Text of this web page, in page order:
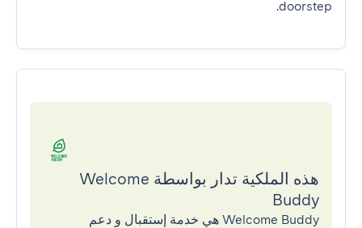
doorstep.
هذه الملكية تدار بواسطة Welcome
Buddy
Welcome Buddy هي خدمة إستقبال و دعم